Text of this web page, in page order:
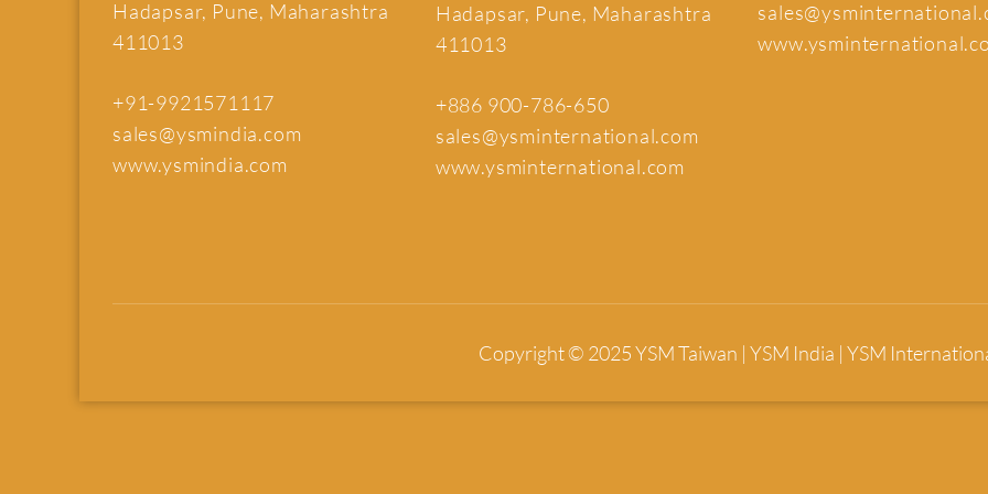
Hadapsar, Pune, Maharashtra
411013
+91-9921571117
sales@ysmindia.com
www.ysmindia.com
Hadapsar, Pune, Maharashtra
411013
+886 900-786-650
sales@ysminternational.com
www.ysminternational.com
Copyright © 2025 YSM Taiwan | YSM India | YSM